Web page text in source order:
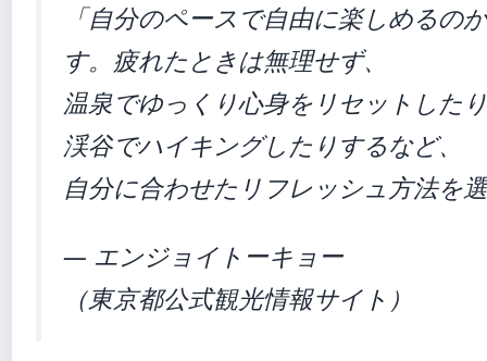
「自分のペースで自由に楽しめるの
す。疲れたときは無理せず、
温泉でゆっくり心身をリセットした
渓谷でハイキングしたりするなど、
自分に合わせたリフレッシュ方法を
— エンジョイトーキョー
（東京都公式観光情報サイト）